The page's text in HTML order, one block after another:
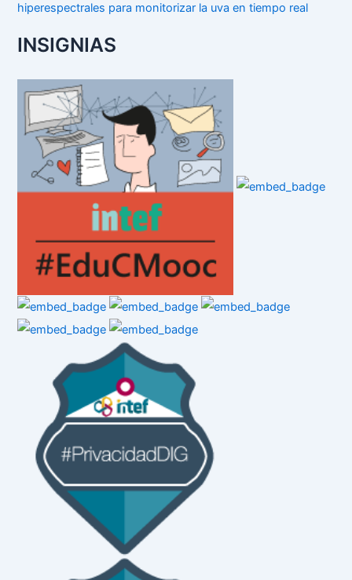
hiperespectrales para monitorizar la uva en tiempo real
INSIGNIAS